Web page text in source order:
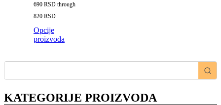
690 RSD through
820 RSD
Opcije
proizvoda
KATEGORIJE PROIZVODA